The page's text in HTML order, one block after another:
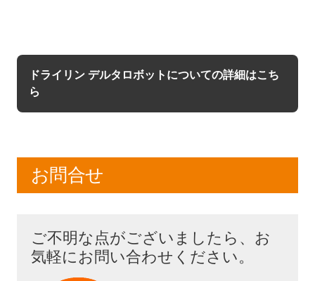
ドライリン デルタロボットについての詳細はこち
ら
お問合せ
ご不明な点がございましたら、お
気軽にお問い合わせください。